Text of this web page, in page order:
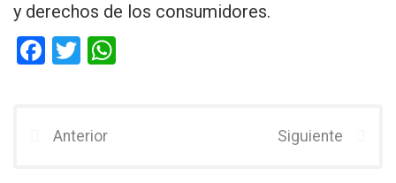
y derechos de los consumidores.
F
b
T
er
Anterior Siguiente